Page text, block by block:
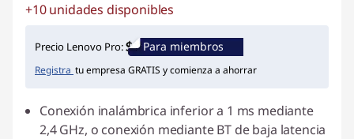
Ahorros instantáneos :
+10 unidades disponibles
Precio Lenovo Pro: Para miembros
Registra tu empresa GRATIS y comienza a ahorrar
Conexión inalámbrica inferior a 1 ms mediante
2,4 GHz, o conexión mediante BT de baja latencia